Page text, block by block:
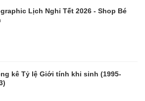
Lịch Nghỉ Tết 2026 - Shop Bé
kê Tỷ lệ Giới tính khi sinh (1995-